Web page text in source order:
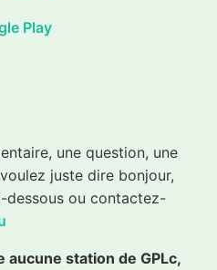
Play
une question, une
juste dire bonjour,
dessous ou contactez-
aucune station de GPLc,